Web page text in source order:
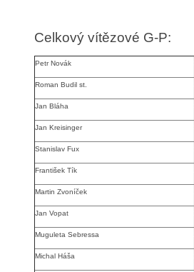
Celkový vítězové G-P:
Petr Novák
Roman Budil st.
Jan Bláha
Jan Kreisinger
Stanislav Fux
František Tík
Martin Zvoníček
Jan Vopat
Muguleta Sebressa
Michal Háša